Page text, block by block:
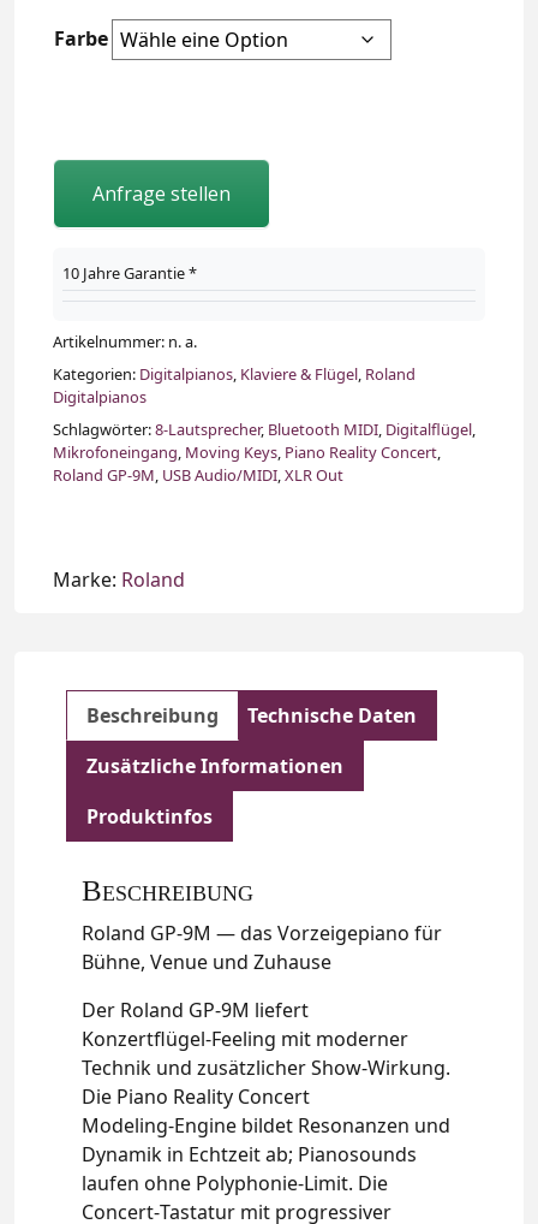
Farbe
Anfrage stellen
10 Jahre Garantie *
Artikelnummer: n. a.
Kategorien: Digitalpianos, Klaviere & Flügel, Roland
Digitalpianos
Schlagwörter:8‑Lautsprecher, Bluetooth MIDI, Digitalflügel,
Mikrofoneingang, Moving Keys, Piano Reality Concert,
Roland GP‑9M, USB Audio/MIDI,XLR Out
Marke: Roland
Beschreibung
Technische Daten
Zusätzliche Informationen
Produktinfos
Beschreibung
Roland GP-9M — das Vorzeigepiano für
Bühne, Venue und Zuhause
Der Roland GP‑9M liefert
Konzertflügel‑Feeling mit moderner
Technik und zusätzlicher Show‑Wirkung.
Die Piano Reality Concert
Modeling‑Engine bildet Resonanzen und
Dynamik in Echtzeit ab; Pianosounds
laufen ohne Polyphonie‑Limit. Die
Concert‑Tastatur mit progressiver